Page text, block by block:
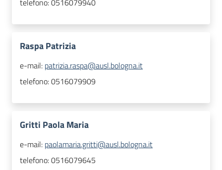
telefono:0516079940
Raspa Patrizia
e-mail: patrizia.raspa@ausl.bologna.it
telefono:0516079909
Gritti Paola Maria
e-mail: paolamaria.gritti@ausl.bologna.it
telefono:0516079645